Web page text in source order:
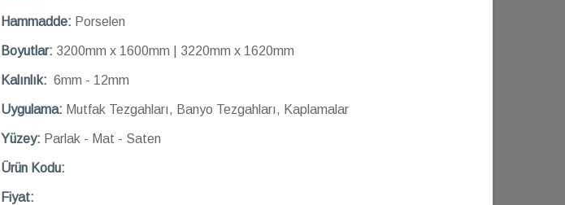
Hammadde: Porselen
Boyutlar: 3200mm x 1600mm | 3220mm x 1620mm
Kalınlık: 6mm - 12mm
Uygulama: Mutfak Tezgahları, Banyo Tezgahları, Kaplamalar
Yüzey: Parlak - Mat - Saten
Ürün Kodu:
Fiyat: